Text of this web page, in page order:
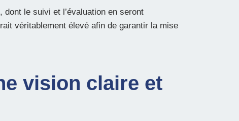
le suivi et l’évaluation en seront
véritablement élevé afin de garantir la mise
vision claire et